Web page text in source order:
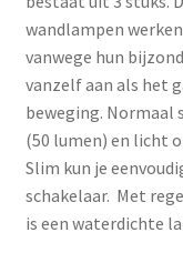
wandlampen
vanwege hun
vanzelf aan als het
beweging. Normaal
(50 lumen) en licht
Slim kun je
schakelaar. Met
is een waterdichte